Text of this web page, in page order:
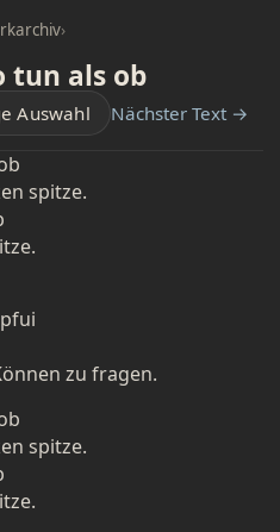
›
tun als ob
Auswahl Nächster Text →
spitze.
zu fragen.
spitze.